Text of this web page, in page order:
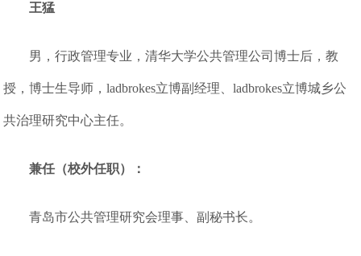
王猛
男，行政管理专业，清华大学公共管理公司博士后，教
授，博士生导师，ladbrokes立博副经理、ladbrokes立博城乡公
共治理研究中心主任。
兼任（校外任职）：
青岛市公共管理研究会理事、副秘书长。